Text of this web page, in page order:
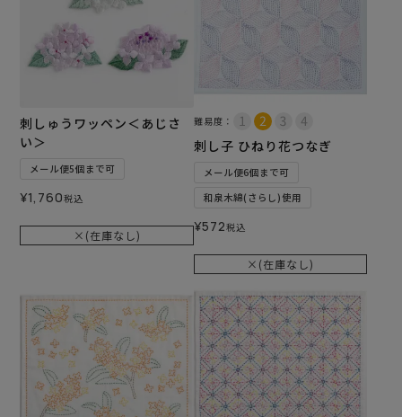
刺しゅうワッペン＜あじさ
い＞
メール便5個まで可
¥1,760税込
×(在庫なし)
難易度：
刺し子 ひねり花つなぎ
メール便6個まで可
和泉木綿(さらし)使用
¥572税込
×(在庫なし)